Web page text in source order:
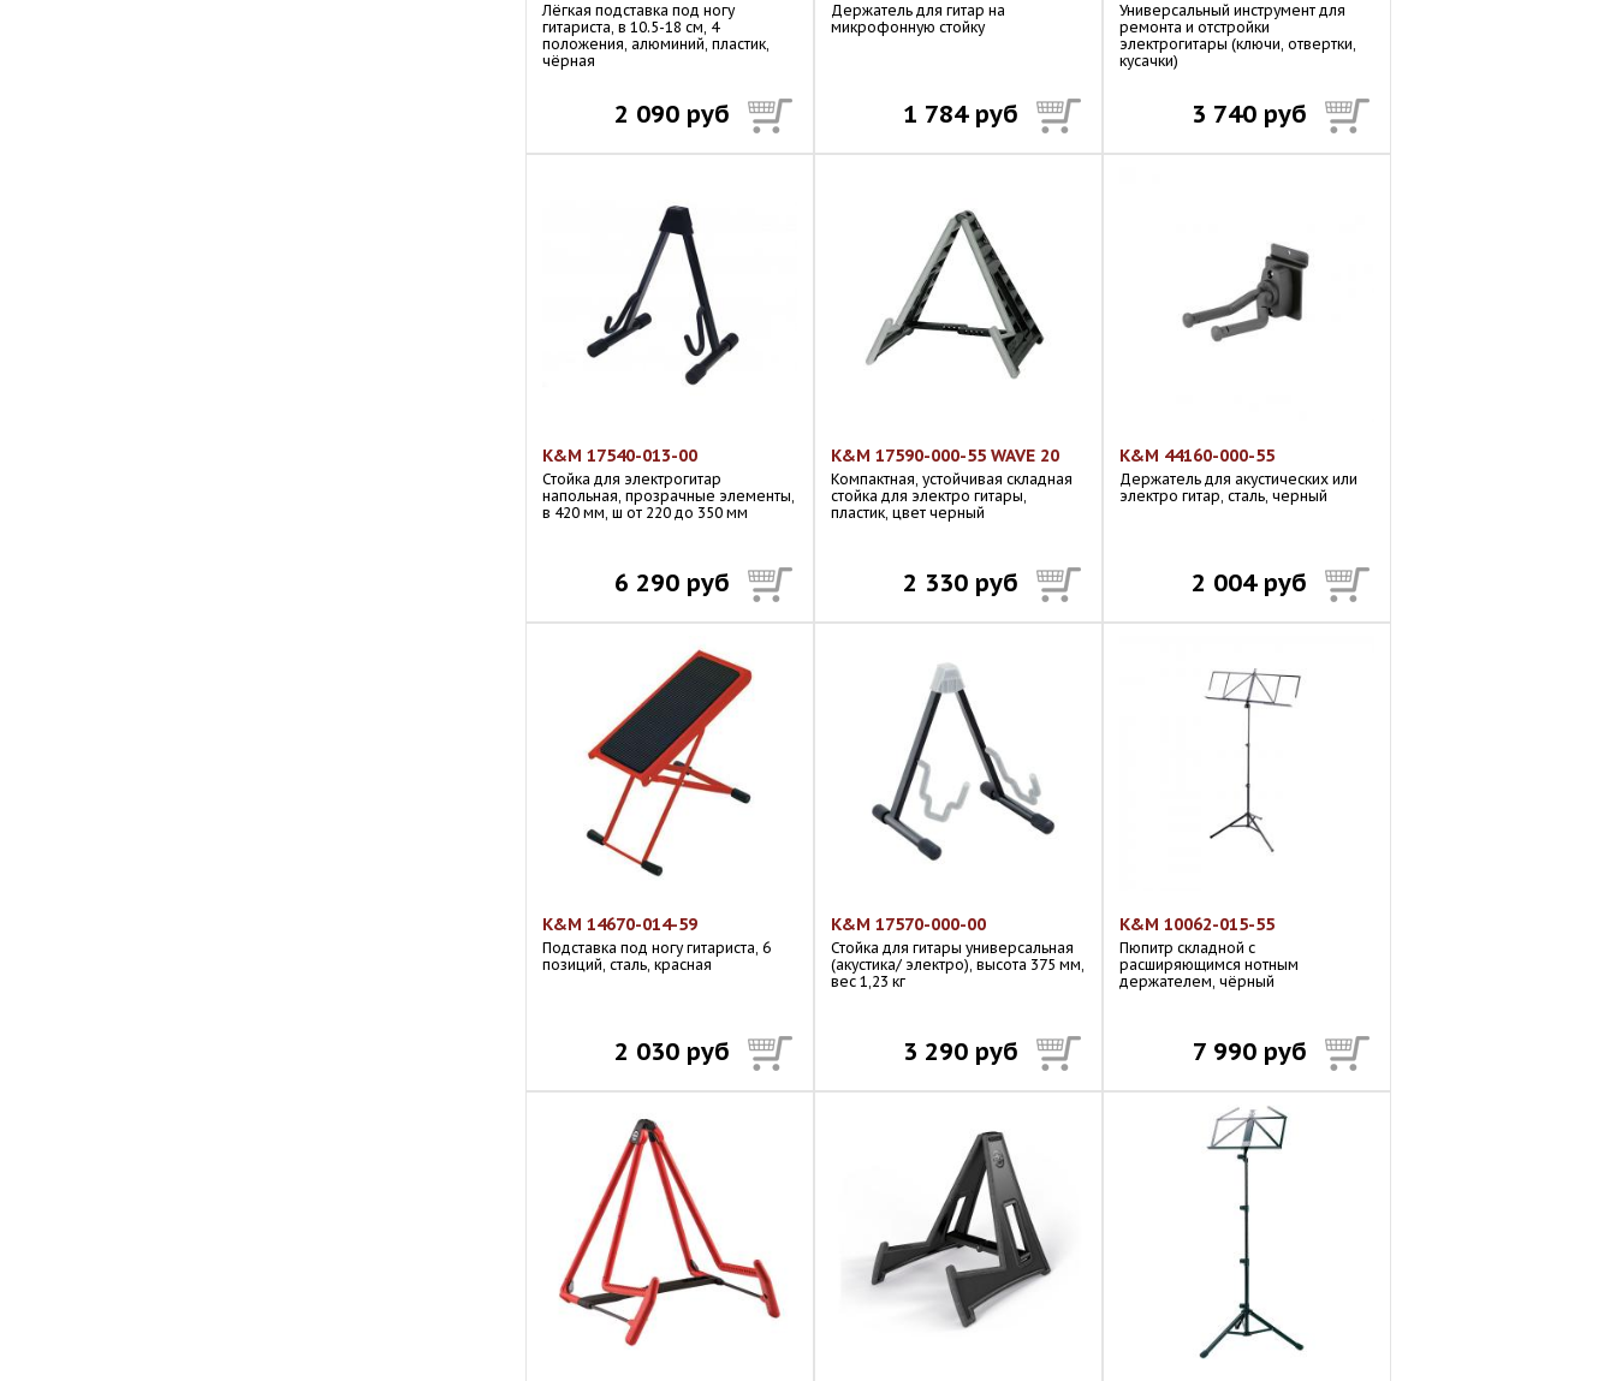
Лёгкая подставка под ногу
гитариста, в 10.5-18 см, 4
положения, алюминий, пластик,
чёрная
2 090 руб
Держатель для гитар на
микрофонную стойку
1 784 руб
Универсальный инструмент для
ремонта и отстройки
электрогитары (ключи, отвертки,
кусачки)
3 740 руб
K&M 17540-013-00
Стойка для электрогитар
напольная, прозрачные элементы,
в 420 мм, ш от 220 до 350 мм
6 290 руб
K&M 17590-000-55 WAVE 20
Компактная, устойчивая складная
стойка для электро гитары,
пластик, цвет черный
2 330 руб
K&M 44160-000-55
Держатель для акустических или
электро гитар, сталь, черный
2 004 руб
K&M 14670-014-59
Подставка под ногу гитариста, 6
позиций, сталь, красная
2 030 руб
K&M 17570-000-00
Стойка для гитары универсальная
(акустика/ электро), высота 375 мм,
вес 1,23 кг
3 290 руб
K&M 10062-015-55
Пюпитр складной с
расширяющимся нотным
держателем, чёрный
7 990 руб